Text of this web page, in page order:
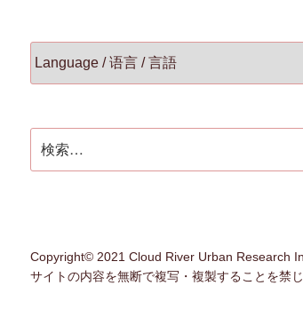
索:
Copyright© 2021 Cloud River Urban Research
サイトの内容を無断で複写・複製することを禁じ